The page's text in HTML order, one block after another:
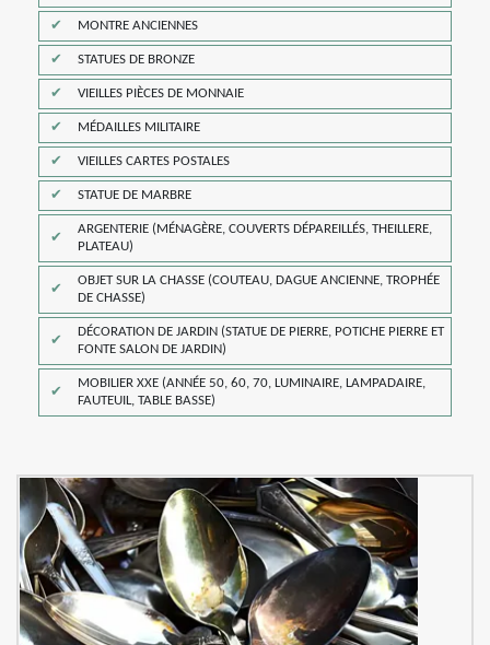
MONTRE ANCIENNES
STATUES DE BRONZE
VIEILLES PIÈCES DE MONNAIE
MÉDAILLES MILITAIRE
VIEILLES CARTES POSTALES
STATUE DE MARBRE
ARGENTERIE (MÉNAGÈRE, COUVERTS DÉPAREILLÉS, THEILLERE,
PLATEAU)
OBJET SUR LA CHASSE (COUTEAU, DAGUE ANCIENNE, TROPHÉE
DE CHASSE)
DÉCORATION DE JARDIN (STATUE DE PIERRE, POTICHE PIERRE ET
FONTE SALON DE JARDIN)
MOBILIER XXE (ANNÉE 50, 60, 70, LUMINAIRE, LAMPADAIRE,
FAUTEUIL, TABLE BASSE)